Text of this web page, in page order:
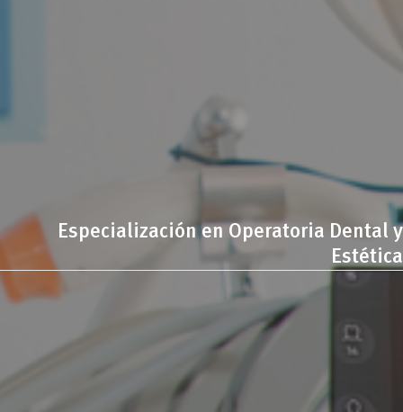
Especialización en Operatoria Dental y
Estética